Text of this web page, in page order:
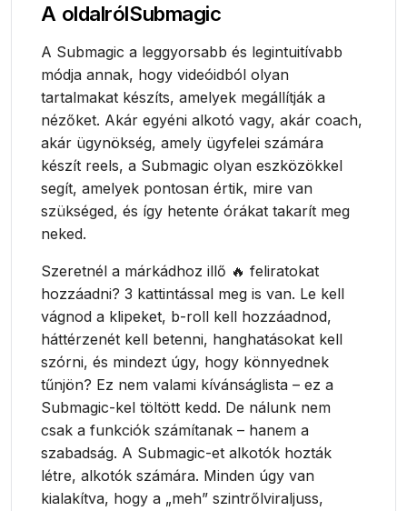
A oldalrólSubmagic
A Submagic a leggyorsabb és legintuitívabb
módja annak, hogy videóidból olyan
tartalmakat készíts, amelyek megállítják a
nézőket. Akár egyéni alkotó vagy, akár coach,
akár ügynökség, amely ügyfelei számára
készít reels, a Submagic olyan eszközökkel
segít, amelyek pontosan értik, mire van
szükséged, és így hetente órákat takarít meg
neked.
Szeretnél a márkádhoz illő 🔥 feliratokat
hozzáadni? 3 kattintással meg is van. Le kell
vágnod a klipeket, b-roll kell hozzáadnod,
háttérzenét kell betenni, hanghatásokat kell
szórni, és mindezt úgy, hogy könnyednek
tűnjön? Ez nem valami kívánságlista – ez a
Submagic-kel töltött kedd. De nálunk nem
csak a funkciók számítanak – hanem a
szabadság. A Submagic-et alkotók hozták
létre, alkotók számára. Minden úgy van
kialakítva, hogy a „meh” szintrőlviraljuss,